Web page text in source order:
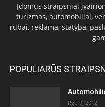
Įdomūs straipsniai
turizmas, automobiliai,
rūbai, reklama, statyba,
POPULIARŪS
Rgp 9, 2012